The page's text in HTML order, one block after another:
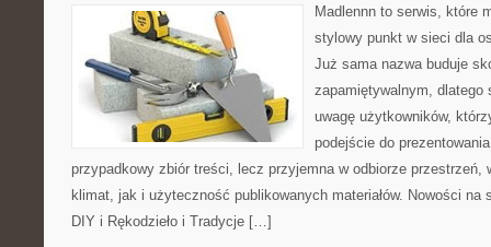
Madlennn to serwis, które
stylowy punkt w sieci dla
Już sama nazwa buduje
zapamiętywalnym, dlatego
uwagę użytkowników,
podejście do
przypadkowy zbiór treści, lecz przyjemna w odbiorze przestrzeń,
klimat, jak i użyteczność publikowanych materiałów. Nowości na
DIY i Rękodzieło i Tradycje […]